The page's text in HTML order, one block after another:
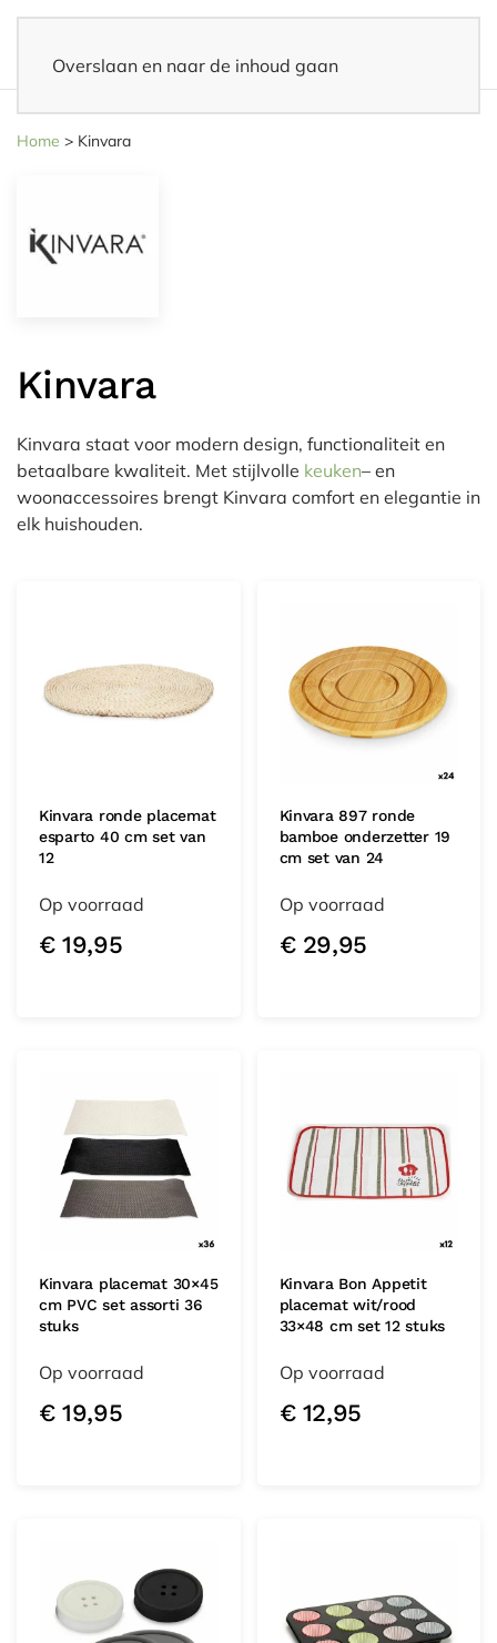
Overslaan en naar de inhoud gaan
Home > Kinvara
Kinvara
Kinvara staat voor modern design, functionaliteit en
betaalbare kwaliteit. Met stijlvolle keuken– en
woonaccessoires brengt Kinvara comfort en elegantie in
elk huishouden.
Kinvara ronde placemat
esparto 40 cm set van
12
Op voorraad
€19,95
Kinvara 897 ronde
bamboe onderzetter 19
cm set van 24
Op voorraad
€29,95
Kinvara placemat 30×45
cm PVC set assorti 36
stuks
Op voorraad
€19,95
Kinvara Bon Appetit
placemat wit/rood
33×48 cm set 12 stuks
Op voorraad
€12,95